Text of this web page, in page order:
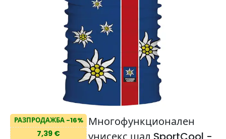
РАЗПРОДАЖБА -16%
7,39 €
Многофункционален